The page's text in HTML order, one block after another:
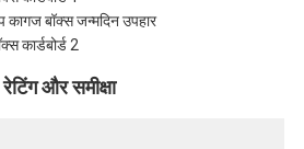
रेटिंग और समीक्षा